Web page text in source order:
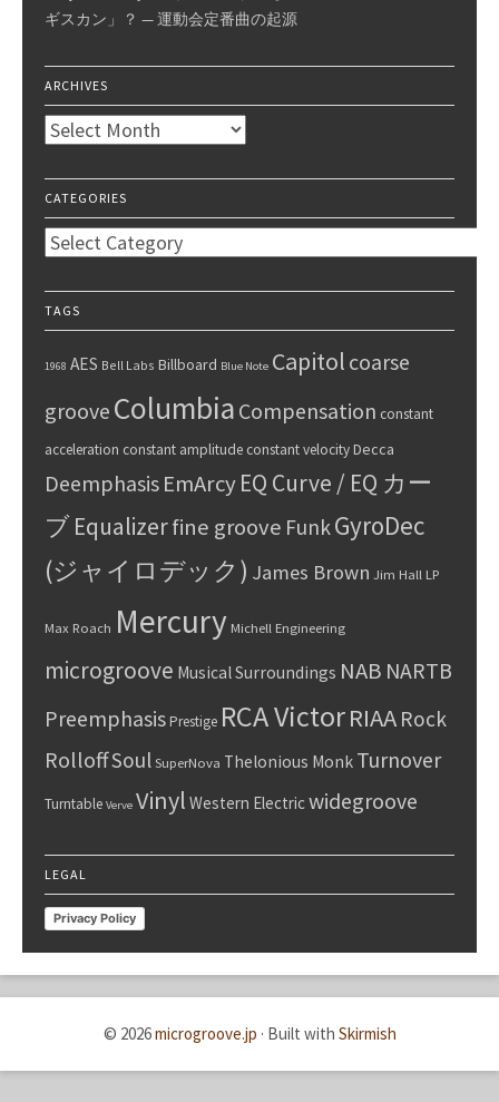
ギスカン」？ — 運動会定番曲の起源
ARCHIVES
Archives
CATEGORIES
Categories
TAGS
1968 AES Bell Labs Billboard Blue Note Capitol coarse
groove Columbia Compensation constant
acceleration constant amplitude constant velocityDecca
Deemphasis EmArcyEQ Curve / EQ カー
ブEqualizerfine groove FunkGyroDec
(ジャイロデック) James Brown Jim Hall LP
Max Roach Mercury Michell Engineering
microgroove Musical Surroundings NAB NARTB
PreemphasisPrestige RCA VictorRIAA Rock
RolloffSoul SuperNova Thelonious Monk Turnover
Turntable Verve Vinyl Western Electricwidegroove
LEGAL
Privacy Policy
© 2026microgroove.jp · Built with Skirmish